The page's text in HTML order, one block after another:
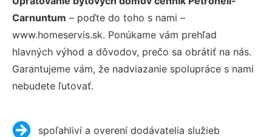
Carnuntum – poďte do toho s nami –
www.homeservis.sk. Ponúkame vám prehľad
hlavných výhod a dôvodov, prečo sa obrátiť na nás.
Garantujeme vám, že nadviazanie spolupráce s nami
nebudete ľutovať.
spoľahliví a overení dodávatelia služieb